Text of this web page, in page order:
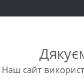
Наш сайт